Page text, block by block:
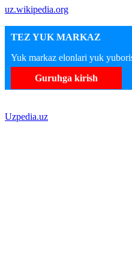
uz.wikipedia.org
TEZ YUK MARKAZ
Yuk markaz elonlari yuk
Guruhga kirish
Uzpedia.uz